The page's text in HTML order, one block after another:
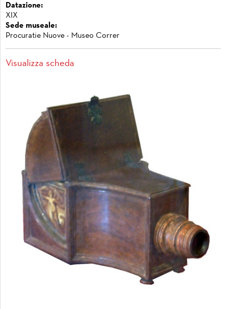
Datazione:
XIX
Sede museale:
Procuratie Nuove - Museo Correr
Visualizza scheda